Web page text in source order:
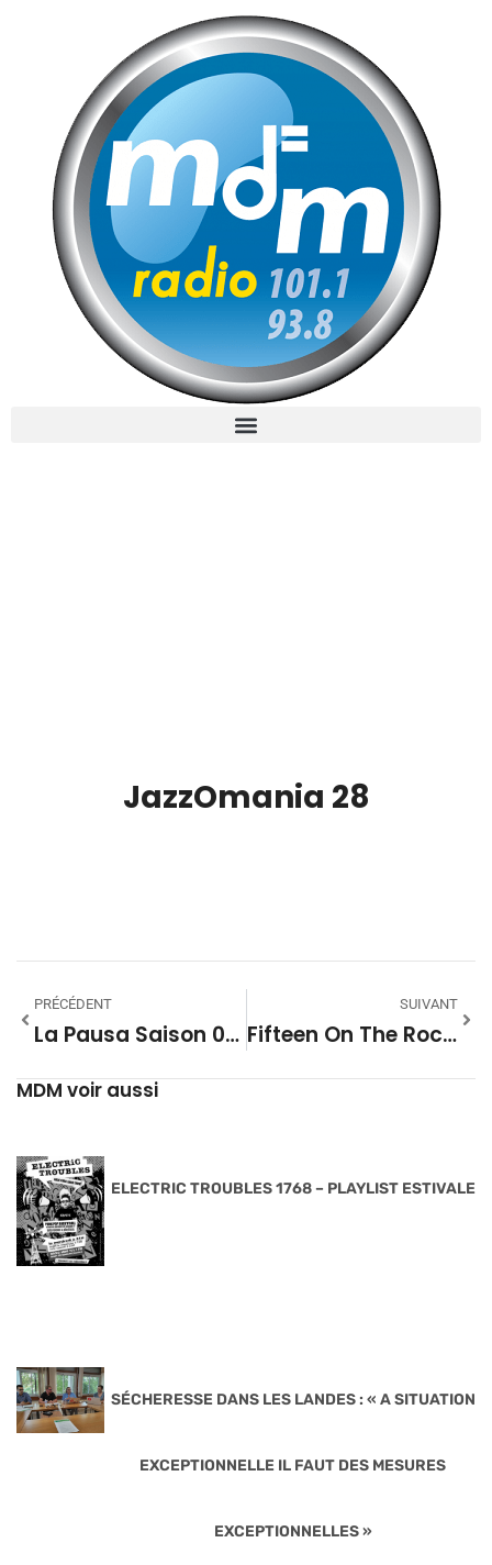
JazzOmania 28
PRÉCÉDENT
La Pausa Saison 01 – #07
SUIVANT
Fifteen On The Rock Saison 05 – #08
MDM voir aussi
ELECTRIC TROUBLES 1768 – PLAYLIST ESTIVALE
SÉCHERESSE DANS LES LANDES : « A SITUATION
EXCEPTIONNELLE IL FAUT DES MESURES
EXCEPTIONNELLES »